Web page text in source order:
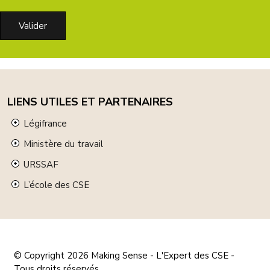
LIENS UTILES ET PARTENAIRES
Légifrance
Ministère du travail
URSSAF
L’école des CSE
© Copyright 2026 Making Sense - L'Expert des CSE -